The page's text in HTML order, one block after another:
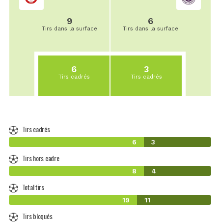
9
Tirs dans la surface
6
Tirs cadrés
6
Tirs dans la surface
3
Tirs cadrés
Tirs cadrés
6 3
Tirs hors cadre
8 4
Total tirs
19 11
Tirs bloqués